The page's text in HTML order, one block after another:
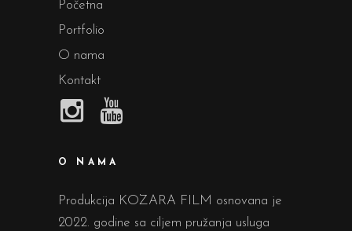
Početna
Portfolio
O nama
Kontakt
O NAMA
Produkcija KOZARA FILM osnovana je
2022. godine sa ciljem pružanja usluga